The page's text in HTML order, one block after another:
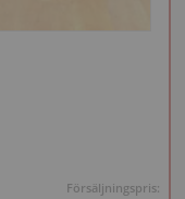
Försäljningspris: